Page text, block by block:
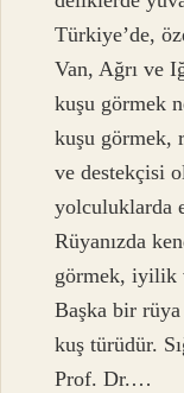
Türkiye’de,
Van, Ağrı ve
kuşu görmek
kuşu görmek,
ve destekçisi
yolculuklarda
Rüyanızda
görmek, iyilik
Başka bir rüya
kuş türüdür.
Prof. Dr.…